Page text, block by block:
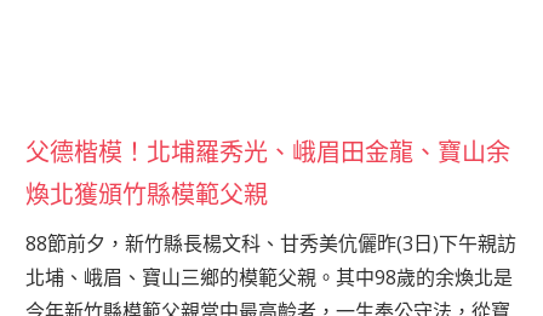
父德楷模！北埔羅秀光、峨眉田金龍、寶山余
煥北獲頒竹縣模範父親
88節前夕，新竹縣長楊文科、甘秀美伉儷昨(3日)下午親訪
北埔、峨眉、寶山三鄉的模範父親。其中98歲的余煥北是
今年新竹縣模範父親當中最高齡者，一生奉公守法，從寶